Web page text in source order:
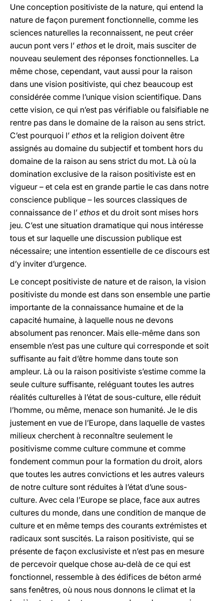
Une conception positiviste de la nature, qui entend la
nature de façon purement fonctionnelle, comme les
sciences naturelles la reconnaissent, ne peut créer
aucun pont vers l’ ethos et le droit, mais susciter de
nouveau seulement des réponses fonctionnelles. La
même chose, cependant, vaut aussi pour la raison
dans une vision positiviste, qui chez beaucoup est
considérée comme l’unique vision scientifique. Dans
cette vision, ce qui n’est pas vérifiable ou falsifiable ne
rentre pas dans le domaine de la raison au sens strict.
C’est pourquoi l’ ethos et la religion doivent être
assignés au domaine du subjectif et tombent hors du
domaine de la raison au sens strict du mot. Là où la
domination exclusive de la raison positiviste est en
vigueur – et cela est en grande partie le cas dans notre
conscience publique – les sources classiques de
connaissance de l’ ethos et du droit sont mises hors
jeu. C’est une situation dramatique qui nous intéresse
tous et sur laquelle une discussion publique est
nécessaire; une intention essentielle de ce discours est
d’y inviter d’urgence.
Le concept positiviste de nature et de raison, la vision
positiviste du monde est dans son ensemble une partie
importante de la connaissance humaine et de la
capacité humaine, à laquelle nous ne devons
absolument pas renoncer. Mais elle-même dans son
ensemble n’est pas une culture qui corresponde et soit
suffisante au fait d’être homme dans toute son
ampleur. Là ou la raison positiviste s’estime comme la
seule culture suffisante, reléguant toutes les autres
réalités culturelles à l’état de sous-culture, elle réduit
l’homme, ou même, menace son humanité. Je le dis
justement en vue de l’Europe, dans laquelle de vastes
milieux cherchent à reconnaître seulement le
positivisme comme culture commune et comme
fondement commun pour la formation du droit, alors
que toutes les autres convictions et les autres valeurs
de notre culture sont réduites à l’état d’une sous-
culture. Avec cela l’Europe se place, face aux autres
cultures du monde, dans une condition de manque de
culture et en même temps des courants extrémistes et
radicaux sont suscités. La raison positiviste, qui se
présente de façon exclusiviste et n’est pas en mesure
de percevoir quelque chose au-delà de ce qui est
fonctionnel, ressemble à des édifices de béton armé
sans fenêtres, où nous nous donnons le climat et la